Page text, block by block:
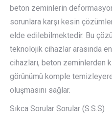
beton zeminlerin
sorunlara karşı kesin
elde edilebilmektedir. Bu
teknolojik cihazlar arasında
cihazları, beton zeminlerden
görünümü komple
oluşmasını sağlar.
Sıkca Sorular Sorular (S.S.S)